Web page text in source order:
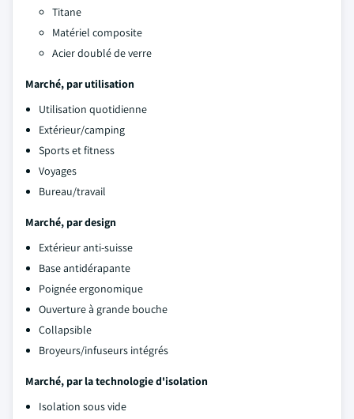
Titane
Matériel composite
Acier doublé de verre
Marché, par utilisation
Utilisation quotidienne
Extérieur/camping
Sports et fitness
Voyages
Bureau/travail
Marché, par design
Extérieur anti-suisse
Base antidérapante
Poignée ergonomique
Ouverture à grande bouche
Collapsible
Broyeurs/infuseurs intégrés
Marché, par la technologie d'isolation
Isolation sous vide